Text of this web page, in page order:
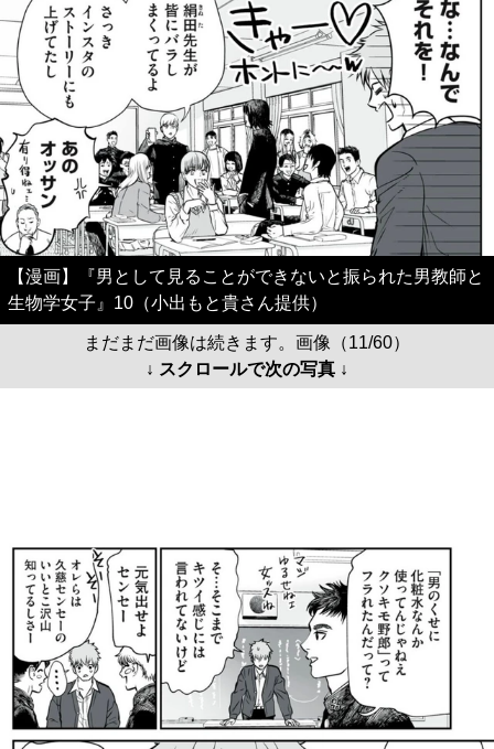
【漫画】『男として見ることができないと振られた男教師と
生物学女子』10（小出もと貴さん提供）
まだまだ画像は続きます。画像（11/60）
↓ スクロールで次の写真 ↓